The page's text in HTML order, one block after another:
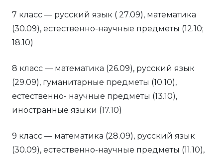
7 класс — русский язык ( 27.09), математика
(30.09), естественно-научные предметы (12.10;
18.10)
8 класс — математика (26.09), русский язык
(29.09), гуманитарные предметы (10.10),
естественно- научные предметы (13.10),
иностранные языки (17.10)
9 класс — математика (28.09), русский язык
(30.09), естественно-научные предметы (11.10),